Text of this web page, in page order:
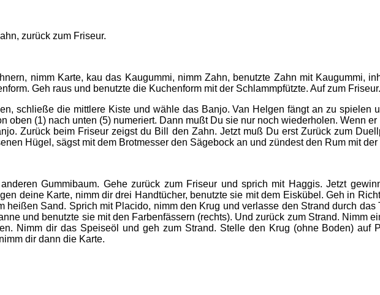
zurück zum Friseur.
nimm Karte, kau das Kaugummi, nimm Zahn, benutzte Zahn mit Kaugummi,
Geh raus und benutzte die Kuchenform mit der Schlammpfützte. Auf zum Friseur.
schließe die mittlere Kiste und wähle das Banjo. Van Helgen fängt an zu spielen
oben (1) nach unten (5) numeriert. Dann mußt Du sie nur noch wiederholen. Wenn
Zurück beim Friseur zeigst du Bill den Zahn. Jetzt muß Du erst Zurück zum
Hügel, sägst mit dem Brotmesser den Sägebock an und zündest den Rum mit
Gummibaum. Gehe zurück zum Friseur und sprich mit Haggis. Jetzt
deine Karte, nimm dir drei Handtücher, benutzte sie mit dem Eiskübel. Geh in
heißen Sand. Sprich mit Placido, nimm den Krug und verlasse den Strand durch
und benutzte sie mit den Farbenfässern (rechts). Und zurück zum Strand. Nimm
Nimm dir das Speiseöl und geh zum Strand. Stelle den Krug (ohne Boden) auf
dir dann die Karte.